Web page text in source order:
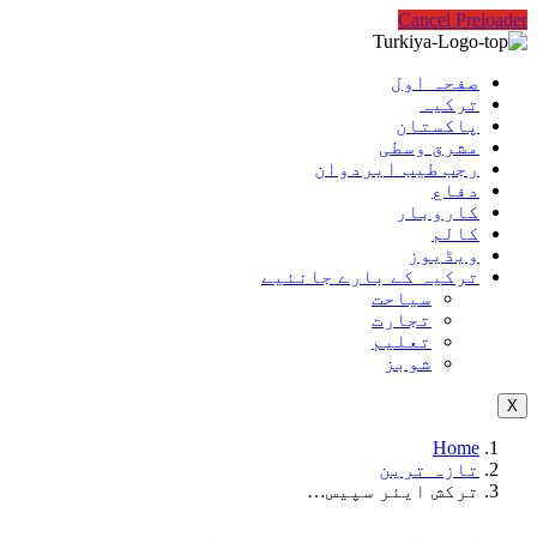
Cancel Preloader
صفحہ اول
ترکیہ
پاکستان
مشرق وسطی
رجب طیب ایردوان
دفاع
کاروبار
کالم
ویڈیوز
ترکیہ کے بارے جانئیے
سیاحت
تجارت
تعلیم
شوبز
X
Home
تازہ ترین
ترکش ایئر سپیس…